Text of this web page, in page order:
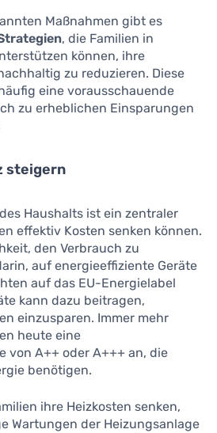
Maßnahmen gibt es
, die Familien in
können, ihre
zu reduzieren. Diese
eine vorausschauende
zu erheblichen Einsparungen
steigern
des Haushalts ist ein zentraler
effektiv Kosten senken können.
den Verbrauch zu
auf energieeffiziente Geräte
auf das EU-Energielabel
kann dazu beitragen,
einzusparen. Immer mehr
heute eine
von A++ oder A+++ an, die
benötigen.
ihre Heizkosten senken,
Wartungen der Heizungsanlage